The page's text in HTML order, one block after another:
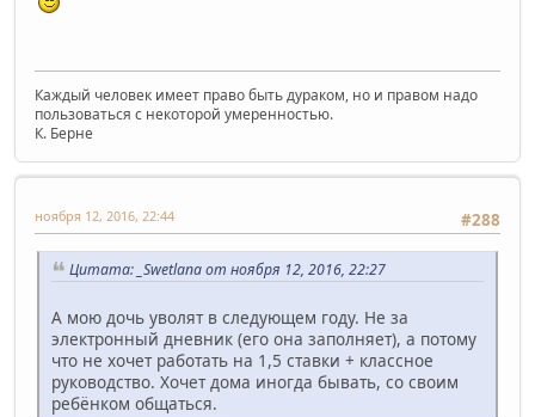
Каждый человек имеет право быть дураком, но и правом надо
пользоваться с некоторой умеренностью.
К. Берне
#288
ноября 12, 2016, 22:44
Цитата: _Swetlana от ноября 12, 2016, 22:27
А мою дочь уволят в следующем году. Не за
электронный дневник (его она заполняет), а потому
что не хочет работать на 1,5 ставки + классное
руководство. Хочет дома иногда бывать, со своим
ребёнком общаться.